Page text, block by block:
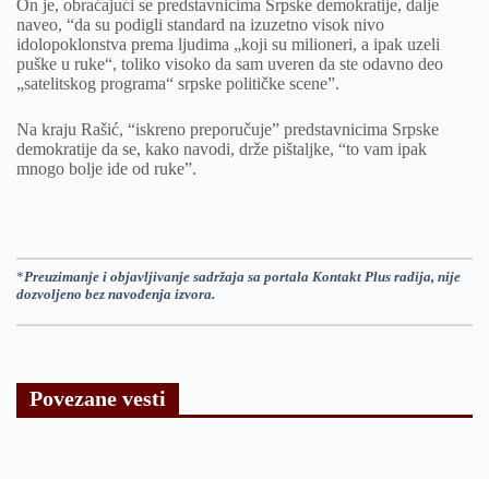
On je, obraćajući se predstavnicima Srpske demokratije, dalje
naveo, “da su podigli standard na izuzetno visok nivo
idolopoklonstva prema ljudima „koji su milioneri, a ipak uzeli
puške u ruke“, toliko visoko da sam uveren da ste odavno deo
„satelitskog programa“ srpske političke scene”.
Na kraju Rašić, “iskreno preporučuje” predstavnicima Srpske
demokratije da se, kako navodi, drže pištaljke, “to vam ipak
mnogo bolje ide od ruke”.
*Preuzimanje i objavljivanje sadržaja sa portala Kontakt Plus radija, nije
dozvoljeno bez navođenja izvora.
Povezane vesti